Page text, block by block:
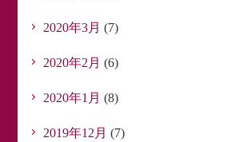
2020年3月 (7)
2020年2月 (6)
2020年1月 (8)
2019年12月 (7)